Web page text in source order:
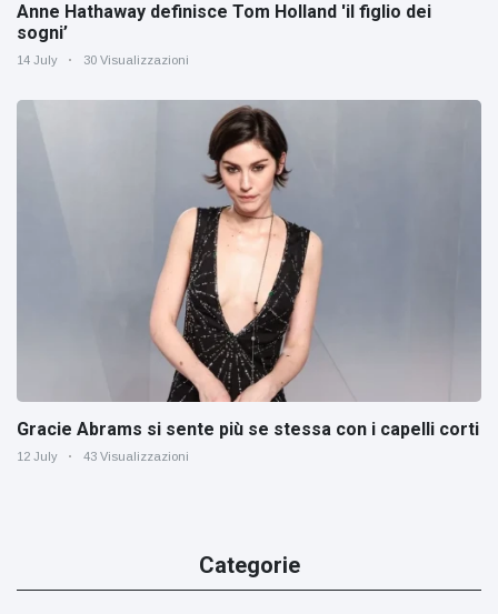
Anne Hathaway definisce Tom Holland 'il figlio dei
sogni’
14 July 30 Visualizzazioni
Gracie Abrams si sente più se stessa con i capelli corti
12 July 43 Visualizzazioni
Categorie